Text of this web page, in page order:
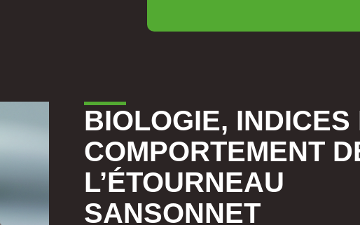
BIOLOGIE, INDICES
COMPORTEMENT
L’ÉTOURNEAU
SANSONNET